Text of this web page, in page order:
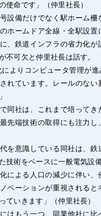
使命です」（仲里社長）
設備だけでなく駅ホーム柵
ホームドア全線・全駅設
、鉄道インフラの省力化
不可欠と仲里社長は話す。
よりコンピュータ管理が
れています。レールのな
同社は、これまで培ってき
先端技術の取得にも注力
を意識している同社は、鉄
技術をベースに一般電気設
による人口の減少に伴い、
ベーションが重視される
ていきます」（仲里社長）
はもう一つ、同業他社に比